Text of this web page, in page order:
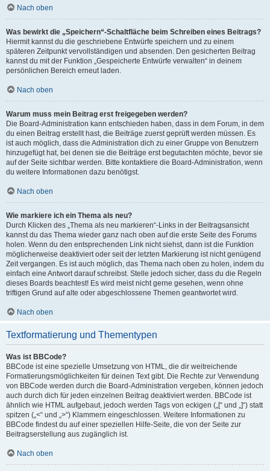
Nach oben
Was bewirkt die „Speichern“-Schaltfläche beim Schreiben eines Beitrags?
Hiermit kannst du die geschriebene Entwürfe speichern und zu einem
späteren Zeitpunkt vervollständigen und absenden. Den gesicherten Beitrag
kannst du mit der Funktion „Gespeicherte Entwürfe verwalten“ in deinem
persönlichen Bereich erneut laden.
Nach oben
Warum muss mein Beitrag erst freigegeben werden?
Die Board-Administration kann entschieden haben, dass in dem Forum, in dem
du einen Beitrag erstellt hast, die Beiträge zuerst geprüft werden müssen. Es
ist auch möglich, dass die Administration dich zu einer Gruppe von Benutzern
hinzugefügt hat, bei denen sie die Beiträge erst begutachten möchte, bevor sie
auf der Seite sichtbar werden. Bitte kontaktiere die Board-Administration, wenn
du weitere Informationen dazu benötigst.
Nach oben
Wie markiere ich ein Thema als neu?
Durch Klicken des „Thema als neu markieren“-Links in der Beitragsansicht
kannst du das Thema wieder ganz nach oben auf die erste Seite des Forums
holen. Wenn du den entsprechenden Link nicht siehst, dann ist die Funktion
möglicherweise deaktiviert oder seit der letzten Markierung ist nicht genügend
Zeit vergangen. Es ist auch möglich, das Thema nach oben zu holen, indem du
einfach eine Antwort darauf schreibst. Stelle jedoch sicher, dass du die Regeln
dieses Boards beachtest! Es wird meist nicht gerne gesehen, wenn ohne
triftigen Grund auf alte oder abgeschlossene Themen geantwortet wird.
Nach oben
Textformatierung und Thementypen
Was ist BBCode?
BBCode ist eine spezielle Umsetzung von HTML, die dir weitreichende
Formatierungsmöglichkeiten für deinen Text gibt. Die Rechte zur Verwendung
von BBCode werden durch die Board-Administration vergeben, können jedoch
auch durch dich für jeden einzelnen Beitrag deaktiviert werden. BBCode ist
ähnlich wie HTML aufgebaut, jedoch werden Tags von eckigen („[“ und „]“) statt
spitzen („<“ und „>“) Klammern eingeschlossen. Weitere Informationen zu
BBCode findest du auf einer speziellen Hilfe-Seite, die von der Seite zur
Beitragserstellung aus zugänglich ist.
Nach oben